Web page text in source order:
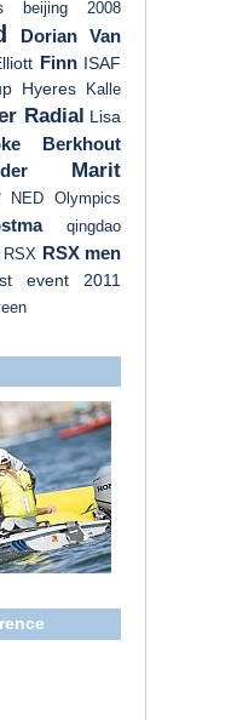
beijing 2008
Dorian Van
Finn ISAF
Hyeres
Kalle
Radial Lisa
Berkhout
Marit
NED Olympics
qingdao
RSX RSX men
event 2011